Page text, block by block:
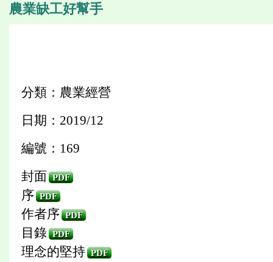
農業缺工好幫手
分類：農業經營
日期：2019/12
編號：169
封面 PDF
序 PDF
作者序 PDF
目錄 PDF
理念的堅持 PDF